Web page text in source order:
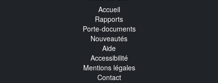
Accueil
Rapports
Porte-documents
Nouveautés
Aide
Accessibilité
Mentions légales
Contact